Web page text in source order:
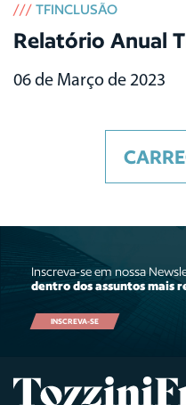
/// TFINCLUSÃO
Relatório Anual
06 de Março de 2023
Inscreva-se em nossa
dentro dos assuntos mais
INSCREVA-SE